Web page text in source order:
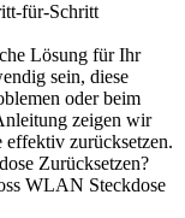
für-Schritt
Lösung für Ihr
sein, diese
oder beim
zeigen wir
zurücksetzen.
Zurücksetzen?
WLAN Steckdose